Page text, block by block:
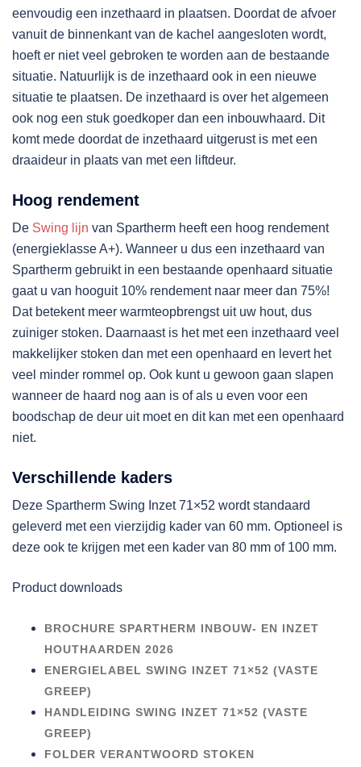
eenvoudig een inzethaard in plaatsen. Doordat de afvoer
vanuit de binnenkant van de kachel aangesloten wordt,
hoeft er niet veel gebroken te worden aan de bestaande
situatie. Natuurlijk is de inzethaard ook in een nieuwe
situatie te plaatsen. De inzethaard is over het algemeen
ook nog een stuk goedkoper dan een inbouwhaard. Dit
komt mede doordat de inzethaard uitgerust is met een
draaideur in plaats van met een liftdeur.
Hoog rendement
De Swing lijn van Spartherm heeft een hoog rendement
(energieklasse A+). Wanneer u dus een inzethaard van
Spartherm gebruikt in een bestaande openhaard situatie
gaat u van hooguit 10% rendement naar meer dan 75%!
Dat betekent meer warmteopbrengst uit uw hout, dus
zuiniger stoken. Daarnaast is het met een inzethaard veel
makkelijker stoken dan met een openhaard en levert het
veel minder rommel op. Ook kunt u gewoon gaan slapen
wanneer de haard nog aan is of als u even voor een
boodschap de deur uit moet en dit kan met een openhaard
niet.
Verschillende kaders
Deze Spartherm Swing Inzet 71×52 wordt standaard
geleverd met een vierzijdig kader van 60 mm. Optioneel is
deze ook te krijgen met een kader van 80 mm of 100 mm.
Product downloads
BROCHURE SPARTHERM INBOUW- EN INZET
HOUTHAARDEN 2026
ENERGIELABEL SWING INZET 71×52 (VASTE
GREEP)
HANDLEIDING SWING INZET 71×52 (VASTE
GREEP)
FOLDER VERANTWOORD STOKEN